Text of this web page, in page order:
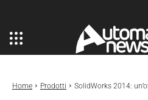
Home Prodotti SolidWorks 2014: